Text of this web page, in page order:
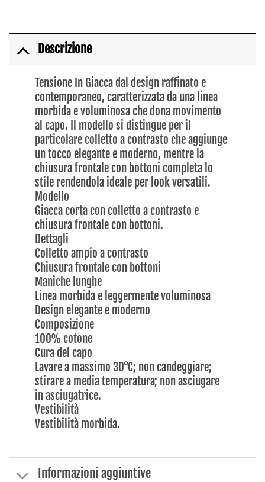
Descrizione
Tensione In Giacca dal design raffinato e
contemporaneo, caratterizzata da una linea
morbida e voluminosa che dona movimento
al capo. Il modello si distingue per il
particolare colletto a contrasto che aggiunge
un tocco elegante e moderno, mentre la
chiusura frontale con bottoni completa lo
stile rendendola ideale per look versatili.
Modello
Giacca corta con colletto a contrasto e
chiusura frontale con bottoni.
Dettagli
Colletto ampio a contrasto
Chiusura frontale con bottoni
Maniche lunghe
Linea morbida e leggermente voluminosa
Design elegante e moderno
Composizione
100% cotone
Cura del capo
Lavare a massimo 30°C; non candeggiare;
stirare a media temperatura; non asciugare
in asciugatrice.
Vestibilità
Vestibilità morbida.
Informazioni aggiuntive